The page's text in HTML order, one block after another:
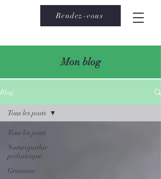
Rendez-vous
Mon blog
Blog
Tous les posts
Naturopathie
pédiatrique
Grossesse
Tous les posts